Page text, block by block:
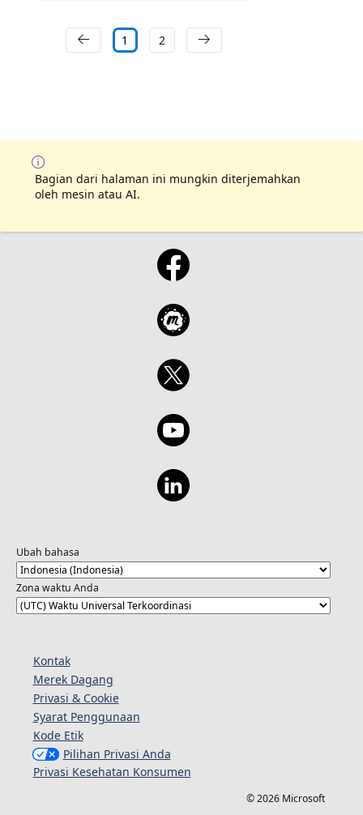
1 2
Bagian dari halaman ini mungkin diterjemahkan
oleh mesin atau AI.
Ubah bahasa
Zona waktu Anda
Kontak
Merek Dagang
Privasi & Cookie
Syarat Penggunaan
Kode Etik
Pilihan Privasi Anda
Privasi Kesehatan Konsumen
© 2026 Microsoft